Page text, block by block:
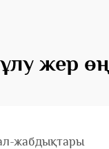
жер
жабдықтары